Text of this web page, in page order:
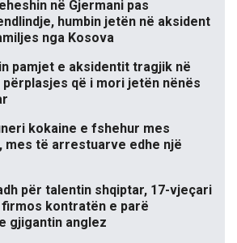
në Gjermani pas
humbin jetën në aksident
nga Kosova
pamjet e aksidentit tragjik në
përplasjes që i mori jetën nënës
kokaine e fshehur mes
mes të arrestuarve edhe një
për talentin shqiptar, 17-vjeçari
kontratën e parë
gjigantin anglez